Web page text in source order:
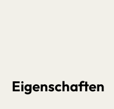
Eigenschaften